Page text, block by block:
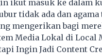
ikut masuk ke dalam
tidak ada dan agama
mengerikan bagi
Media Lokal di Local
Ingin Jadi Content